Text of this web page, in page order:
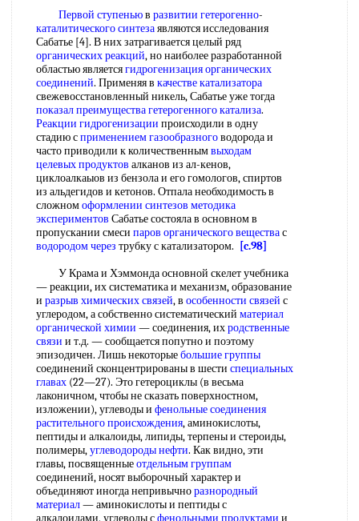
Первой ступеньюв развитии гетерогенно-
каталитического синтезаявляются исследования
Сабатье [4]. В них затрагивается целый ряд
органических реакций, но наиболее разработанной
областью являетсягидрогенизация органических
соединений. Применяя в качестве катализатора
свежевосстановленный никель, Сабатье уже тогда
показал преимуществагетерогенного катализа.
Реакции гидрогенизации происходили в одну
стадию сприменением газообразноговодорода и
часто приводили к количественнымвыходам
целевых продуктов алканов из ал-кенов,
циклоалкаыов из бензола и его гомологов, спиртов
из альдегидов и кетонов. Отпала необходимость в
сложномоформлении синтезов методика
экспериментов Сабатье состояла в основном в
пропускании смеси паров органического веществас
водородом через трубку с катализатором.
[c.98]
У Крама и Хэммонда основной скелет учебника
— реакции, их систематика и механизм, образование
и разрыв химических связей, в особенности связей с
углеродом, а собственно систематический материал
органической химии — соединения, ихродственные
связи и т.д. — сообщается попутно и поэтому
эпизодичен. Лишь некоторыебольшие группы
соединений сконцентрированы в шести специальных
главах (22—27). Это гетероциклы (в весьма
лаконичном, чтобы не сказать поверхностном,
изложении), углеводы и фенольные соединения
растительного происхождения, аминокислоты,
пептиды и алкалоиды, липиды, терпены и стероиды,
полимеры,углеводороды нефти. Как видно, эти
главы, посвященныеотдельным группам
соединений, носят выборочный характер и
объединяют иногда непривычноразнородный
материал— аминокислоты и пептиды с
алкалоидами, углеводы сфенольными продуктами и